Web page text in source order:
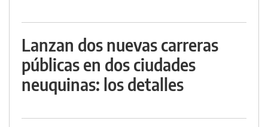
Lanzan dos nuevas carreras
públicas en dos ciudades
neuquinas: los detalles